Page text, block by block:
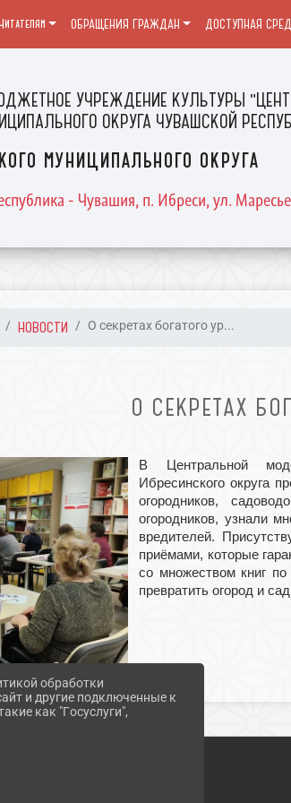
УЧРЕЖДЕНИЕ КУЛЬТУРЫ
ОКРУГА ЧУВАШСКОЙ
муниципального округа
- Чувашия, п. Ибреси, ул.
ОБРАЩЕНИЯ ГРАЖДАН ДОСТУПНАЯ
НОВОСТИ О секретах богатого ур...
О СЕКРЕТАХ
В Центральной
Ибресинского округа
огородников,
огородников, узнали
вредителей.
приёмами, которые
со множеством книг по
превратить огород и
обработки
и другие подключенные к
как "Госуслуги",